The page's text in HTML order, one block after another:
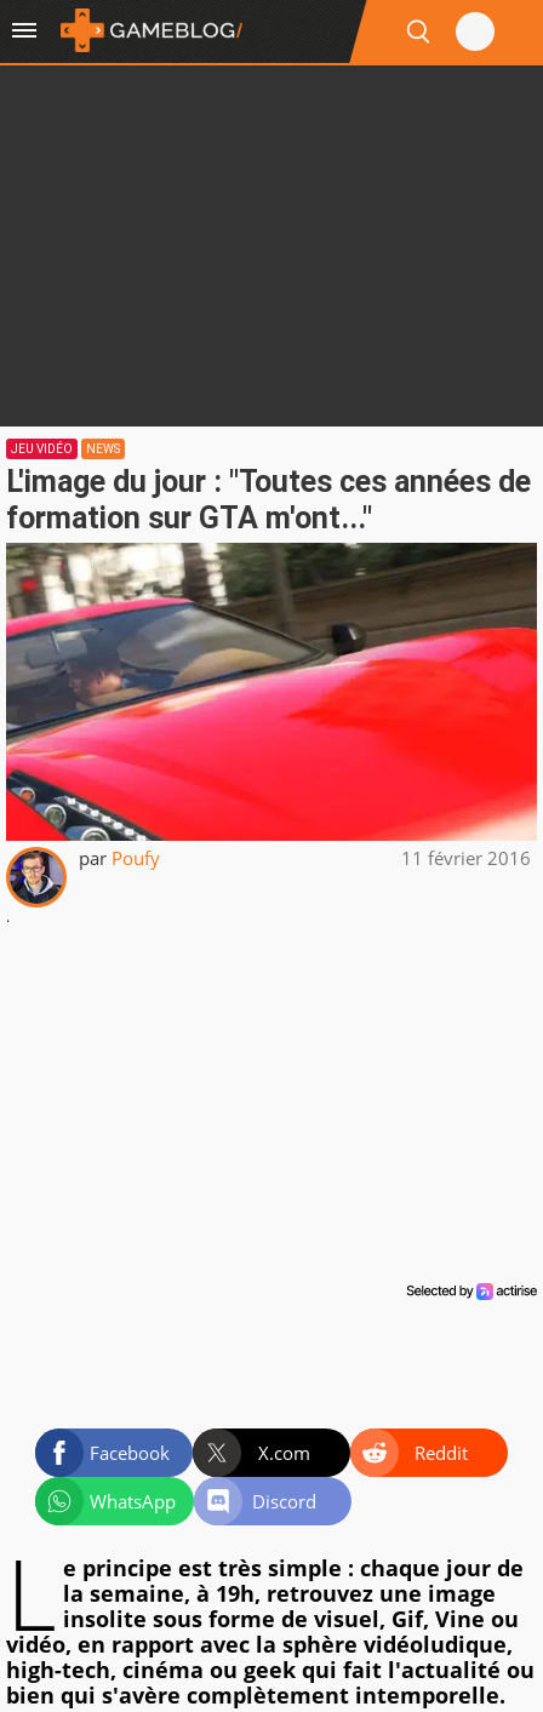
JEU VIDÉO NEWS
L'image du jour : "Toutes ces années de
formation sur GTA m'ont..."
par Poufy 11 février 2016
.
Facebook X.com
Reddit
WhatsApp
Discord
L e principe est très simple : chaque jour de
la semaine, à 19h, retrouvez une image
insolite sous forme de visuel, Gif, Vine ou
vidéo, en rapport avec la sphère vidéoludique,
high-tech, cinéma ou geek qui fait l'actualité ou
bien qui s'avère complètement intemporelle.